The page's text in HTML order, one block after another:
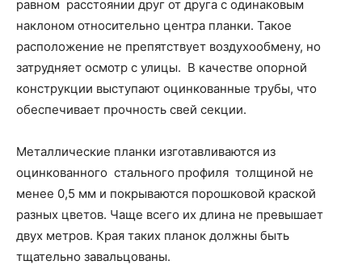
равном расстоянии друг от друга с одинаковым
наклоном относительно центра планки. Такое
расположение не препятствует воздухообмену, но
затрудняет осмотр с улицы. В качестве опорной
конструкции выступают оцинкованные трубы, что
обеспечивает прочность свей секции.
Металлические планки изготавливаются из
оцинкованного стального профиля толщиной не
менее 0,5 мм и покрываются порошковой краской
разных цветов. Чаще всего их длина не превышает
двух метров. Края таких планок должны быть
тщательно завальцованы.